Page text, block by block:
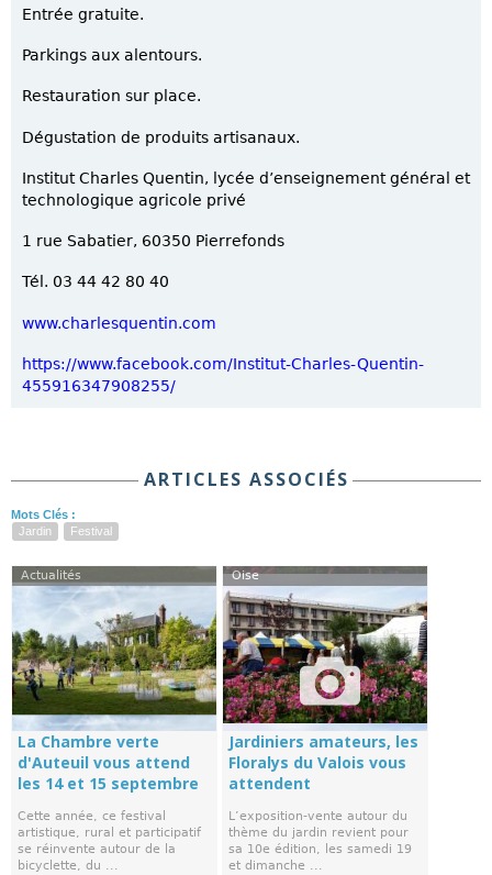
Entrée gratuite.
Parkings aux alentours.
Restauration sur place.
Dégustation de produits artisanaux.
Institut Charles Quentin, lycée d’enseignement général et
technologique agricole privé
1 rue Sabatier, 60350 Pierrefonds
Tél. 03 44 42 80 40
www.charlesquentin.com
https://www.facebook.com/Institut-Charles-Quentin-
455916347908255/
ARTICLES ASSOCIÉS
Mots Clés :
Jardin
Festival
Actualités
La Chambre verte
d'Auteuil vous attend
les 14 et 15 septembre
Cette année, ce festival
artistique, rural et participatif
se réinvente autour de la
bicyclette, du ...
Oise
Jardiniers amateurs, les
Floralys du Valois vous
attendent
L’exposition-vente autour du
thème du jardin revient pour
sa 10e édition, les samedi 19
et dimanche ...